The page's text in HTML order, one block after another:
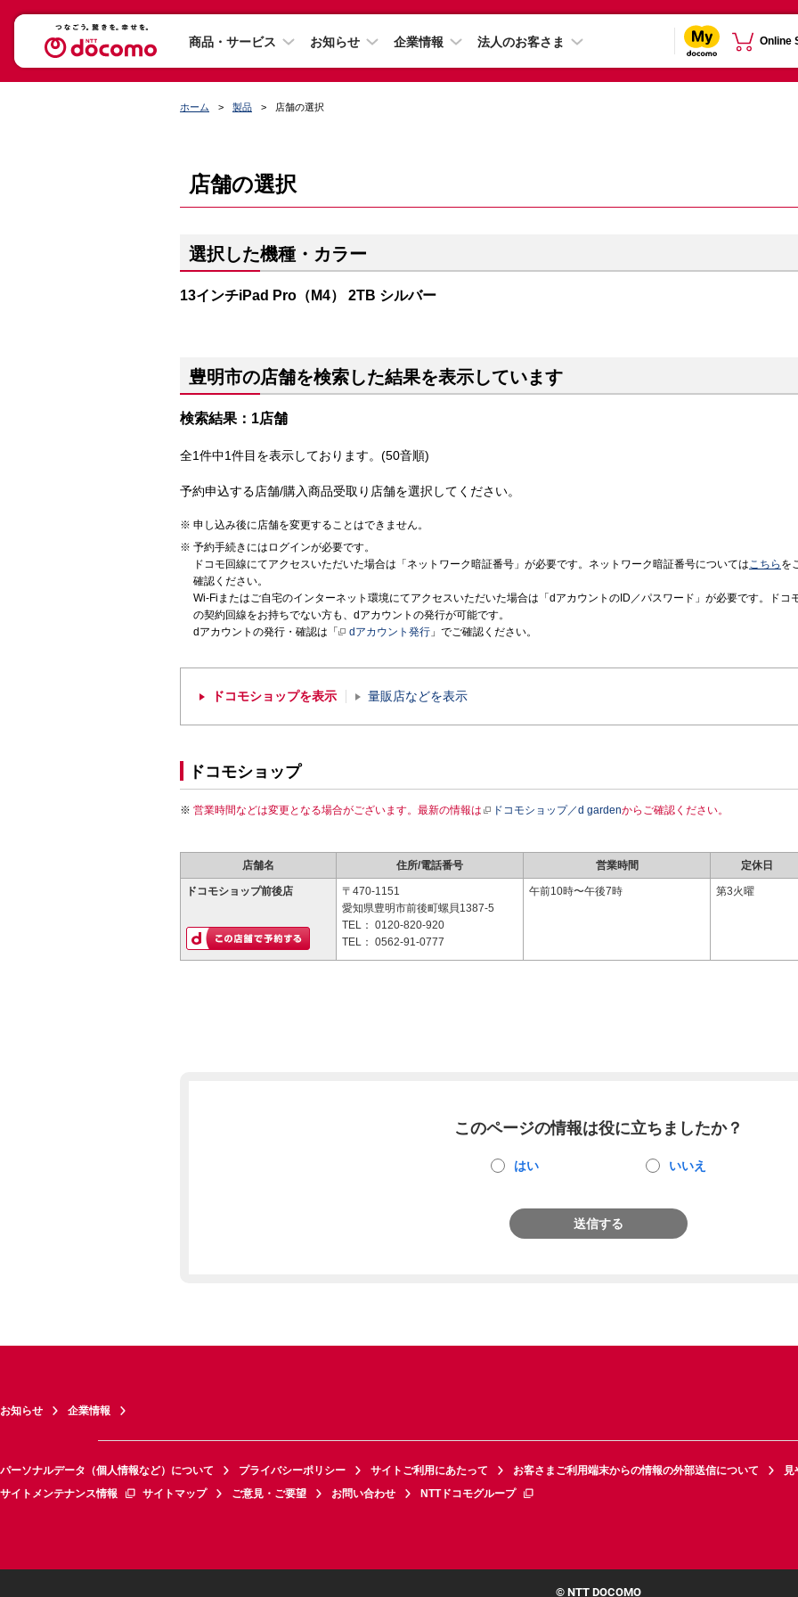
商品・サービス お知らせ 企業情報 法人のお客さま Online
ホーム 製品 店舗の選択
店舗の選択
選択した機種・カラー
13インチiPad Pro（M4） 2TB シルバー
豊明市の店舗を検索した結果を表示しています
検索結果：1店舗
全1件中1件目を表示しております。(50音順)
予約申込する店舗/購入商品受取り店舗を選択してください。
申し込み後に店舗を変更することはできません。
予約手続きにはログインが必要です。
ドコモ回線にてアクセスいただいた場合は「ネットワーク暗証番号」が必要です。ネットワーク暗証番号についてはこちら を
確認ください。
Wi-Fiまたはご自宅のインターネット環境にてアクセスいただいた場合は「dアカウントのID／パスワード」が必要です。ドコ
の契約回線をお持ちでない方も、dアカウントの発行が可能です。
dアカウントの発行・確認は「
dアカウント発行 」でご確認ください。
ドコモショップを表示 量販店などを表示
ドコモショップ
営業時間などは変更となる場合がございます。最新の情報は ドコモショップ／d gardenからご確認ください。
店舗名 住所/電話番号 営業時間 定休日
ドコモショップ前後店
〒470-1151
愛知県豊明市前後町螺貝1387-5
TEL： 0120-820-920
TEL： 0562-91-0777
午前10時〜午後7時 第3火曜
このページの情報は役に立ちましたか？
はい いいえ
送信する
お知らせ 企業情報
パーソナルデータ（個人情報など）について プライバシーポリシー サイトご利用にあたって お客さまご利用端末からの情報の外部送信について
見
サイトメンテナンス情報
サイトマップ ご意見・ご要望 お問い合わせ NTTドコモグループ
© NTT DOCOMO